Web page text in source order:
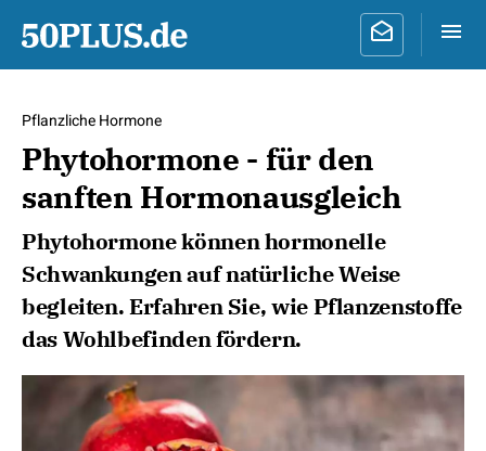
Pflanzliche Hormone
Phytohormone - für den
sanften Hormonausgleich
Phytohormone können hormonelle
Schwankungen auf natürliche Weise
begleiten. Erfahren Sie, wie Pflanzenstoffe
das Wohlbefinden fördern.